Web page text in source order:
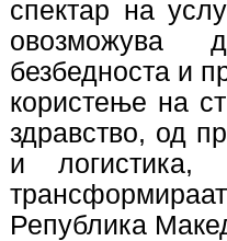
спектар на
овозможува
безбедноста и
користење на
здравство, од
и логистика,
Република